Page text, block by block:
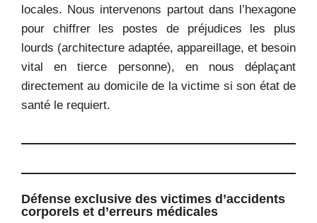
locales. Nous intervenons partout dans l’hexagone
pour chiffrer les postes de préjudices les plus
lourds (architecture adaptée, appareillage, et besoin
vital en tierce personne), en nous déplaçant
directement au domicile de la victime si son état de
santé le requiert.
Défense exclusive des victimes d’accidents
corporels et d’erreurs médicales